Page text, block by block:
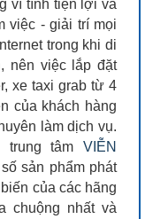
vì tính tiện lợi và
việc - giải trí mọi
trong khi di
nên việc lắp đặt
xe taxi grab từ 4
của khách hàng
làm dịch vụ.
trung tâm VIỄN
sản phẩm phát
của các hãng
chuộng nhất và